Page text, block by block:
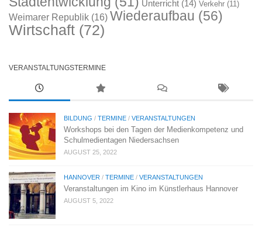
Unterricht (14) Verkehr (11)
Weimarer Republik (16) Wiederaufbau (56)
Wirtschaft (72)
VERANSTALTUNGSTERMINE
BILDUNG / TERMINE / VERANSTALTUNGEN
Workshops bei den Tagen der Medienkompetenz und
Schulmedientagen Niedersachsen
AUGUST 25, 2022
HANNOVER / TERMINE / VERANSTALTUNGEN
Veranstaltungen im Kino im Künstlerhaus Hannover
AUGUST 5, 2022